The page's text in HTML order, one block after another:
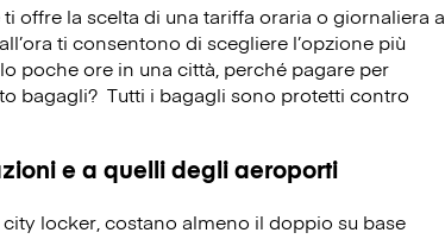
offre la scelta di una tariffa oraria o giornaliera a
ti consentono di scegliere l’opzione più
poche ore in una città, perché pagare per
bagagli? Tutti i bagagli sono protetti contro
e a quelli degli aeroporti
locker, costano almeno il doppio su base